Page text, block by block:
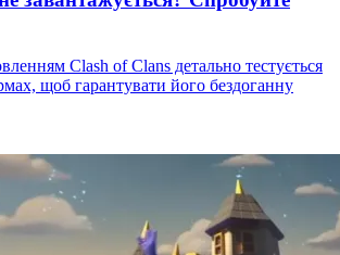
Clash of Clans детально тестується
щоб гарантувати його бездоганну